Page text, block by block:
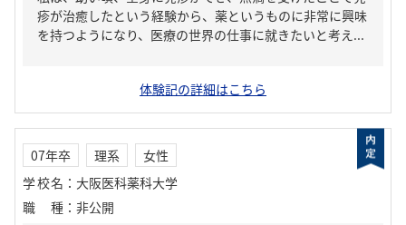
疹が治癒したという経験から、薬というものに非常に興味
を持つようになり、医療の世界の仕事に就きたいと考え...
体験記の詳細はこちら
07年卒 理系
女性
学校名 ： 大阪医科薬科大学
職種 ： 非公開